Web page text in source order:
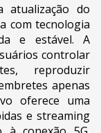
atualização do
com tecnologia
e estável. A
controlar
reproduzir
apenas
oferece uma
e streaming